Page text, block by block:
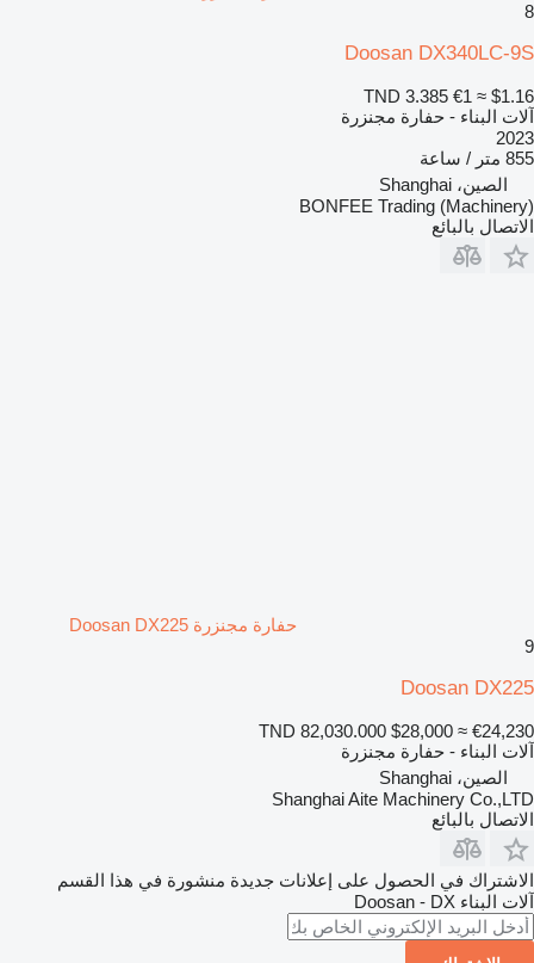
8
Doosan DX340LC-9S
TND 3.385 €1 ≈ $1.16
آلات البناء - حفارة مجنزرة
2023
855 متر / ساعة
الصين، Shanghai
BONFEE Trading (Machinery)
الاتصال بالبائع
حفارة مجنزرة Doosan DX225
9
Doosan DX225
TND 82,030.000 $28,000 ≈ €24,230
آلات البناء - حفارة مجنزرة
الصين، Shanghai
Shanghai Aite Machinery Co.,LTD
الاتصال بالبائع
الاشتراك في الحصول على إعلانات جديدة منشورة في هذا القسم
آلات البناء Doosan - DX